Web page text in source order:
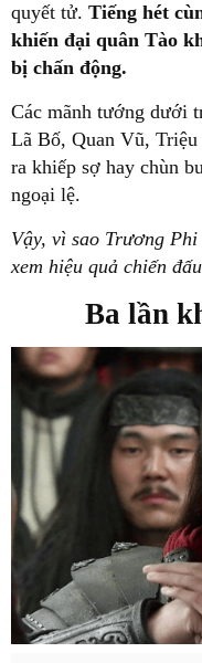
quyết tử. Tiếng hét
khiến đại quân Tào
bị chấn động.
Các mãnh tướng dưới
Lã Bố, Quan Vũ,
ra khiếp sợ hay chùn
ngoại lệ.
Vậy, vì sao Trương
xem hiệu quả chiến
Ba lần